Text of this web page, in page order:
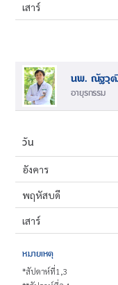
เสาร์
นพ. ณัฐวุฒิ
อายุรกรรม
วัน
อังคาร
พฤหัสบดี
เสาร์
หมายเหตุ
*สัปดาห์ที่1,3